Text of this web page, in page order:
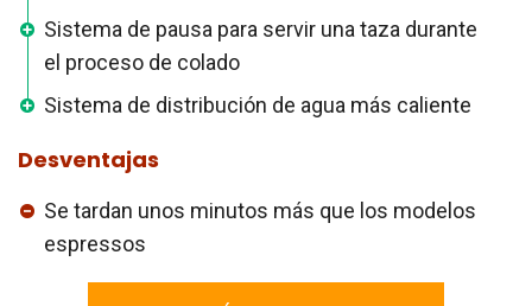
Sistema de pausa para servir una taza durante
el proceso de colado
Sistema de distribución de agua más caliente
Desventajas
Se tardan unos minutos más que los modelos
espressos